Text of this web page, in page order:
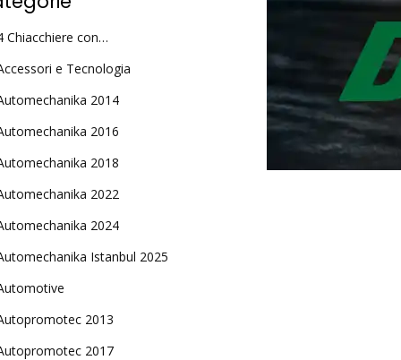
Chiacchiere con…
e Tecnologia
2014
2016
2018
2022
2024
Istanbul 2025
2013
2017